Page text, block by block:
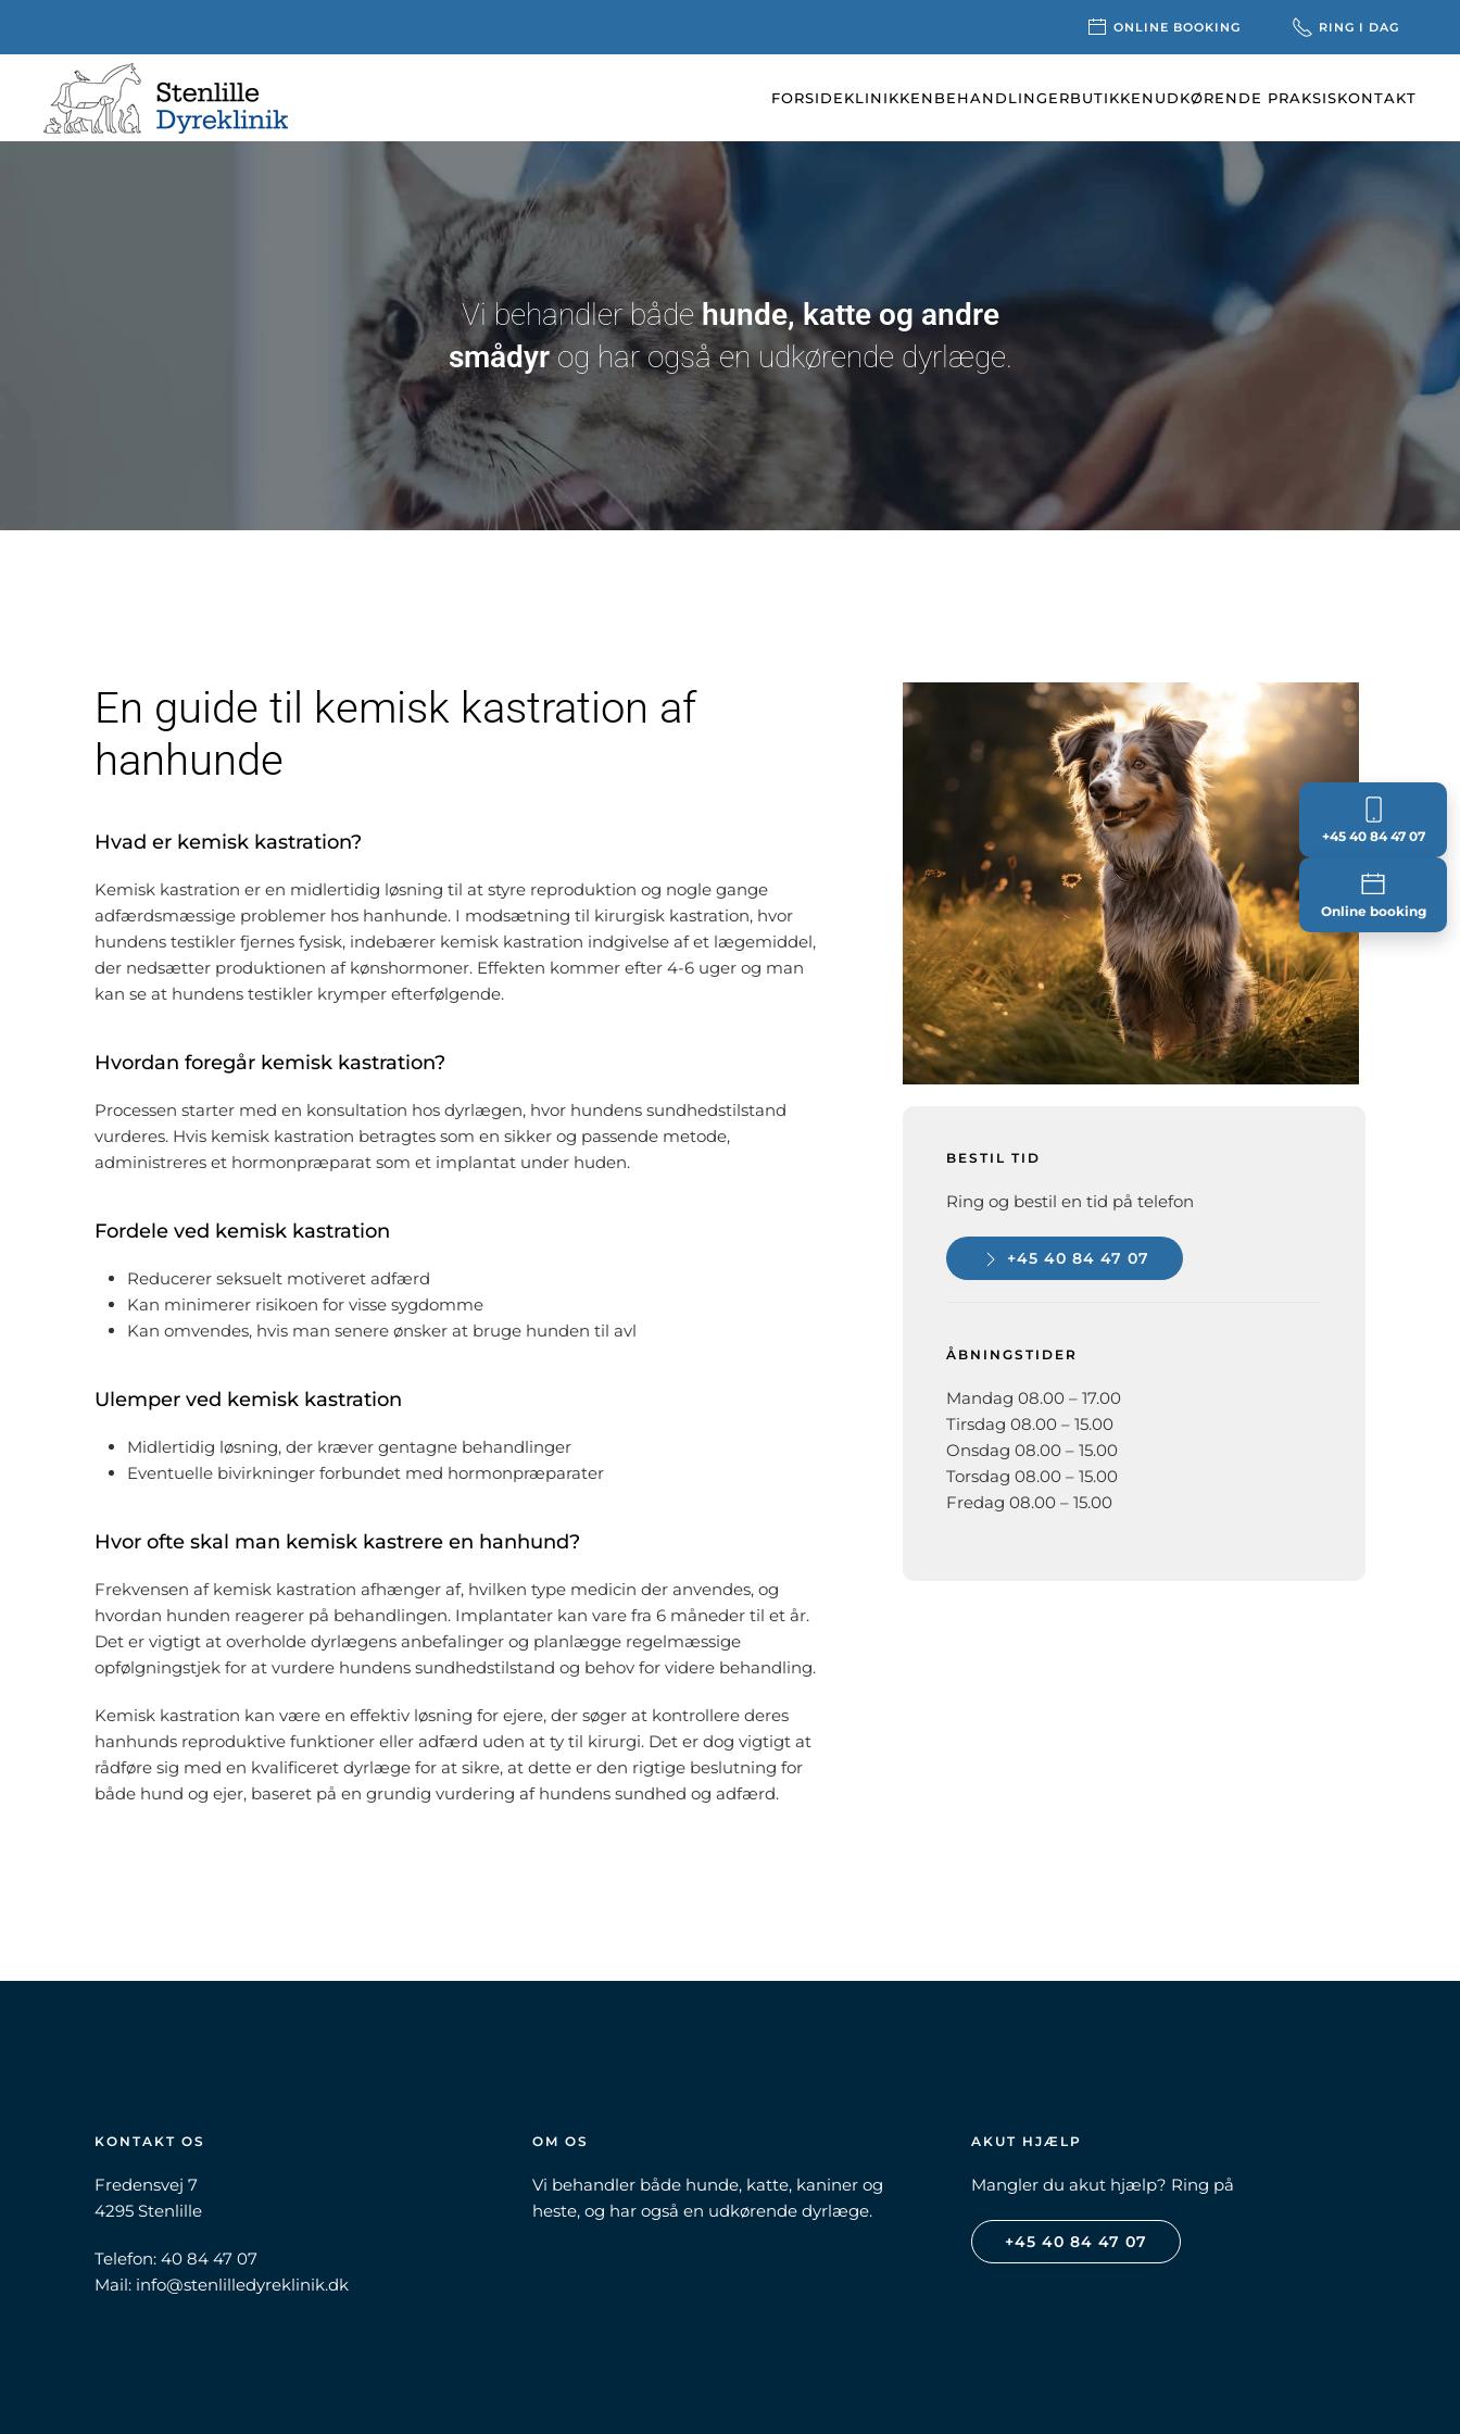
Gå til hovedindhold
ONLINE BOOKING RING I DAG
FORSIDEKLINIKKENBEHANDLINGERBUTIKKENUDKØRENDE PRAKSISKONTAKT
Vi behandler bådehunde, katte og andre
smådyrog har også en udkørende dyrlæge.
En guide til kemisk kastration af
hanhunde
Hvad er kemisk kastration?
Kemisk kastration er en midlertidig løsning til at styre reproduktion og nogle gange
adfærdsmæssige problemer hos hanhunde. I modsætning til kirurgisk kastration, hvor
hundens testikler fjernes fysisk, indebærer kemisk kastration indgivelse af et lægemiddel,
der nedsætter produktionen af kønshormoner. Effekten kommer efter 4-6 uger og man
kan se at hundens testikler krymper efterfølgende.
Hvordan foregår kemisk kastration?
Processen starter med en konsultation hos dyrlægen, hvor hundens sundhedstilstand
vurderes. Hvis kemisk kastration betragtes som en sikker og passende metode,
administreres et hormonpræparat som et implantat under huden.
Fordele ved kemisk kastration
Reducerer seksuelt motiveret adfærd
Kan minimerer risikoen for visse sygdomme
Kan omvendes, hvis man senere ønsker at bruge hunden til avl
Ulemper ved kemisk kastration
Midlertidig løsning, der kræver gentagne behandlinger
Eventuelle bivirkninger forbundet med hormonpræparater
Hvor ofte skal man kemisk kastrere en hanhund?
Frekvensen af kemisk kastration afhænger af, hvilken type medicin der anvendes, og
hvordan hunden reagerer på behandlingen. Implantater kan vare fra 6 måneder til et år.
Det er vigtigt at overholde dyrlægens anbefalinger og planlægge regelmæssige
opfølgningstjek for at vurdere hundens sundhedstilstand og behov for videre behandling.
Kemisk kastration kan være en effektiv løsning for ejere, der søger at kontrollere deres
hanhunds reproduktive funktioner eller adfærd uden at ty til kirurgi. Det er dog vigtigt at
rådføre sig med en kvalificeret dyrlæge for at sikre, at dette er den rigtige beslutning for
både hund og ejer, baseret på en grundig vurdering af hundens sundhed og adfærd.
BESTIL TID
Ring og bestil en tid på telefon
+45 40 84 47 07
ÅBNINGSTIDER
Mandag 08.00 – 17.00
Tirsdag 08.00 – 15.00
Onsdag 08.00 – 15.00
Torsdag 08.00 – 15.00
Fredag 08.00 – 15.00
KONTAKT OS
Fredensvej 7
4295 Stenlille
Telefon: 40 84 47 07
Mail: info@stenlilledyreklinik.dk
OM OS
Vi behandler både hunde, katte, kaniner og
heste, og har også en udkørende dyrlæge.
AKUT HJÆLP
Mangler du akut hjælp? Ring på
+45 40 84 47 07
+45 40 84 47 07
Online booking